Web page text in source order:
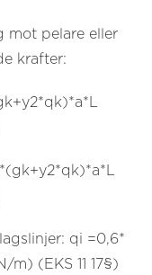
mot pelare eller
krafter:
qi =0,6*
(EKS 11 17§)